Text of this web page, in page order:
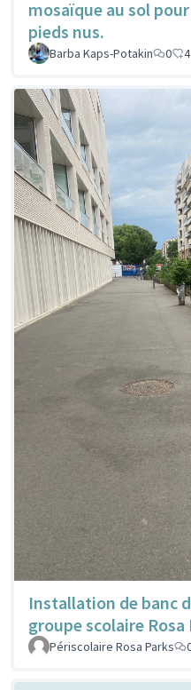
mosaïque au sol
pieds nus.
Barba Kaps-Potakin 0 4
Installation de banc
groupe scolaire Rosa
Périscolaire Rosa Parks